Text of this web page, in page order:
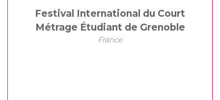
Festival International du Court
Métrage Étudiant de Grenoble
France